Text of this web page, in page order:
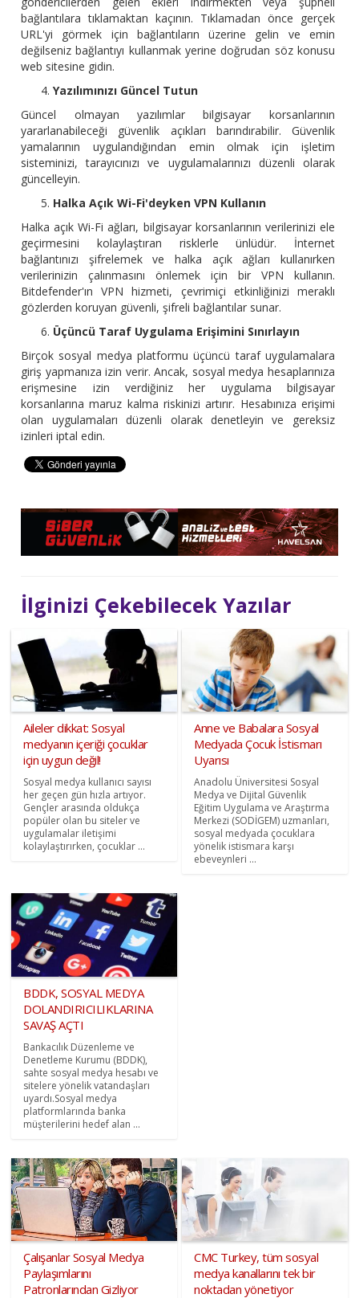
bağlantılara tıklamaktan kaçının. Tıklamadan önce gerçek
URL'yi görmek için bağlantıların üzerine gelin ve emin
değilseniz bağlantıyı kullanmak yerine doğrudan söz konusu
web sitesine gidin.
Yazılımınızı Güncel Tutun
Güncel olmayan yazılımlar bilgisayar korsanlarının
yararlanabileceği güvenlik açıkları barındırabilir. Güvenlik
yamalarının uygulandığından emin olmak için işletim
sisteminizi, tarayıcınızı ve uygulamalarınızı düzenli olarak
güncelleyin.
Halka Açık Wi-Fi'deyken VPN Kullanın
Halka açık Wi-Fi ağları, bilgisayar korsanlarının verilerinizi ele
geçirmesini kolaylaştıran risklerle ünlüdür. İnternet
bağlantınızı şifrelemek ve halka açık ağları kullanırken
verilerinizin çalınmasını önlemek için bir VPN kullanın.
Bitdefender'ın VPN hizmeti, çevrimiçi etkinliğinizi meraklı
gözlerden koruyan güvenli, şifreli bağlantılar sunar.
Üçüncü Taraf Uygulama Erişimini Sınırlayın
Birçok sosyal medya platformu üçüncü taraf uygulamalara
giriş yapmanıza izin verir. Ancak, sosyal medya hesaplarınıza
erişmesine izin verdiğiniz her uygulama bilgisayar
korsanlarına maruz kalma riskinizi artırır. Hesabınıza erişimi
olan uygulamaları düzenli olarak denetleyin ve gereksiz
izinleri iptal edin.
İlginizi Çekebilecek Yazılar
Aileler dikkat: Sosyal
medyanın içeriği çocuklar
için uygun değil!
Sosyal medya kullanıcı sayısı
her geçen gün hızla artıyor.
Gençler arasında oldukça
popüler olan bu siteler ve
uygulamalar iletişimi
kolaylaştırırken, çocuklar ...
Anne ve Babalara Sosyal
Medyada Çocuk İstismarı
Uyarısı
Anadolu Üniversitesi Sosyal
Medya ve Dijital Güvenlik
Eğitim Uygulama ve Araştırma
Merkezi (SODİGEM) uzmanları,
sosyal medyada çocuklara
yönelik istismara karşı
ebeveynleri ...
BDDK, SOSYAL MEDYA
DOLANDIRICILIKLARINA
SAVAŞ AÇTI
Bankacılık Düzenleme ve
Denetleme Kurumu (BDDK),
sahte sosyal medya hesabı ve
sitelere yönelik vatandaşları
uyardı.Sosyal medya
platformlarında banka
müşterilerini hedef alan ...
Çalışanlar Sosyal Medya
Paylaşımlarını
Patronlarından Gizliyor
CMC Turkey, tüm sosyal
medya kanallarını tek bir
noktadan yönetiyor